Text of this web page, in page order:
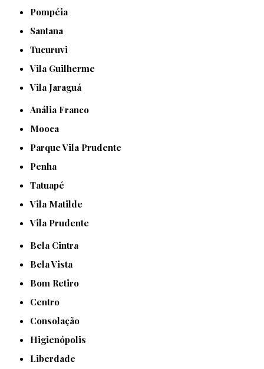
Pompéia
Santana
Tucuruvi
Vila Guilherme
Vila Jaraguá
Anália Franco
Mooca
Parque Vila Prudente
Penha
Tatuapé
Vila Matilde
Vila Prudente
Bela Cintra
Bela Vista
Bom Retiro
Centro
Consolação
Higienópolis
Liberdade